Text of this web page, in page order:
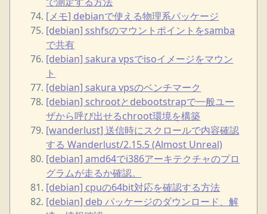
[メモ] debianで使える物理系パッケージ
[debian] sshfsのマウントポイントをsamba
で共有
[debian] sakura vpsでisoイメージをマウン
ト
[debian] sakura vpsのベンチマーク
[debian] schrootとdebootstrapで一般ユー
ザから呼び出せるchroot環境を構築
[wanderlust] 送信時にスクロールで内容確認
する Wanderlust/2.15.5 (Almost Unreal)
[debian] amd64でi386アーキテクチャのプロ
グラムが走るか確認。
[debian] cpuの64bit対応を確認する方法
[debian] deb パッケージのダウンロード、解